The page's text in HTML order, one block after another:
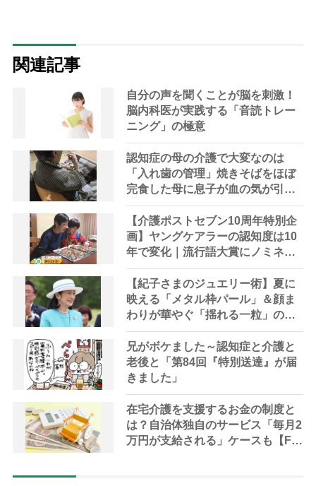
関連記事
自分の声を聞くことが脳を刺激！
脳内科医が実践する「音読トレー
ニング」の極意
認知症の母の介護で大変なのは
「入れ歯の管理」焼きそばをほぼ
完食した母に息子が血の気が引い
た理由
【介護ポストセブン10周年特別企
画】ヤングケアラーの認知度は10
年で変化｜流行語大賞にノミネー
ト、法律にも明記されたが果たし
て現在は？
【紀子さまのジュエリー術】夏に
映える「メタル枠パール」＆顔ま
わりが華やぐ「揺れる一粒」の使
い分け方
兄がボケました～認知症と介護と
老後と「第84回『特別送達』が届
きました」
在宅介護を支援するお金の制度と
は？自治体独自のサービス「毎月2
万円が支給される」ケースも【FP